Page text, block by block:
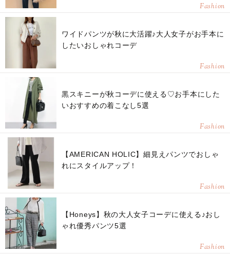
Fashion
ワイドパンツが秋に大活躍♪大人女子がお手本に
したいおしゃれコーデ
Fashion
黒スキニーが秋コーデに使える♡お手本にした
いおすすめの着こなし5選
Fashion
【AMERICAN HOLIC】細見えパンツでおしゃ
れにスタイルアップ！
Fashion
【Honeys】秋の大人女子コーデに使える♪おし
ゃれ優秀パンツ5選
Fashion